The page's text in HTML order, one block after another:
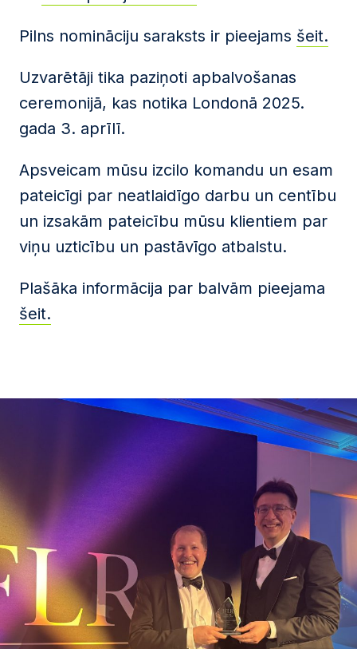
Pilns nomināciju saraksts ir pieejams šeit.
Uzvarētāji tika paziņoti apbalvošanas
ceremonijā, kas notika Londonā 2025.
gada 3. aprīlī.
Apsveicam mūsu izcilo komandu un esam
pateicīgi par neatlaidīgo darbu un centību
un izsakām pateicību mūsu klientiem par
viņu uzticību un pastāvīgo atbalstu.
Plašāka informācija par balvām pieejama
šeit.